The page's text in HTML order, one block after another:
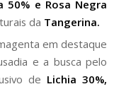
50% e Rosa Negra
da Tangerina.
em destaque
e a busca pelo
de Lichia 30%,